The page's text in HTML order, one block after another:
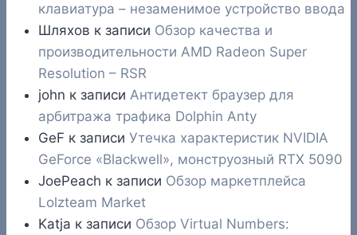
клавиатура – незаменимое устройство ввода
Шляхов к записи Обзор качества и
производительности AMD Radeon Super
Resolution – RSR
john к записи Антидетект браузер для
арбитража трафика Dolphin Anty
GeF к записи Утечка характеристик NVIDIA
GeForce «Blackwell», монструозный RTX 5090
JoePeach к записи Обзор маркетплейса
Lolzteam Market
Katja к записи Обзор Virtual Numbers: